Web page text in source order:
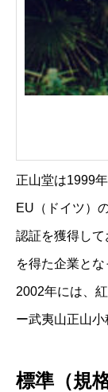
正山堂は1999
EU（ドイツ）
認証を獲得し
を得た企業とな
2002年には、
ー武夷山正山小
標準（規